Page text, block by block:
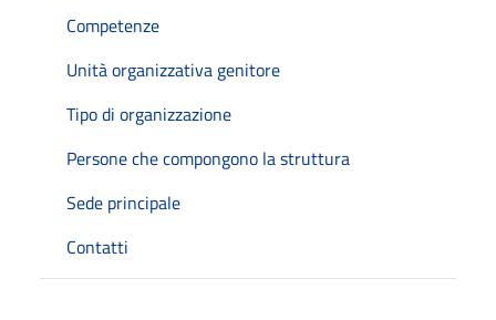
Competenze
Unità organizzativa genitore
Tipo di organizzazione
Persone che compongono la struttura
Sede principale
Contatti